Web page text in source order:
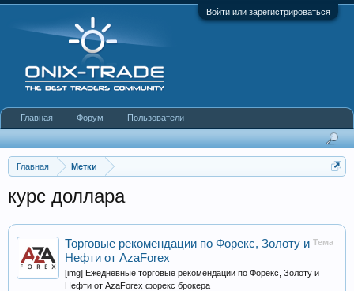
Войти или зарегистрироваться
Главная Метки
курс доллара
Тема
Торговые рекомендации по Форекс, Золоту и
Нефти от AzaForex
[img] Ежедневные торговые рекомендации по Форекс, Золоту и
Нефти от AzaForex форекс брокера
Главная Форум Пользователи